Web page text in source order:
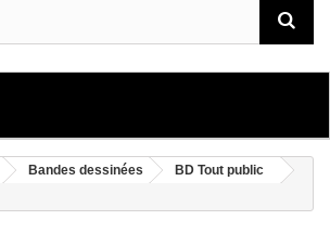
+
+
Bandes dessinées
BD Tout public